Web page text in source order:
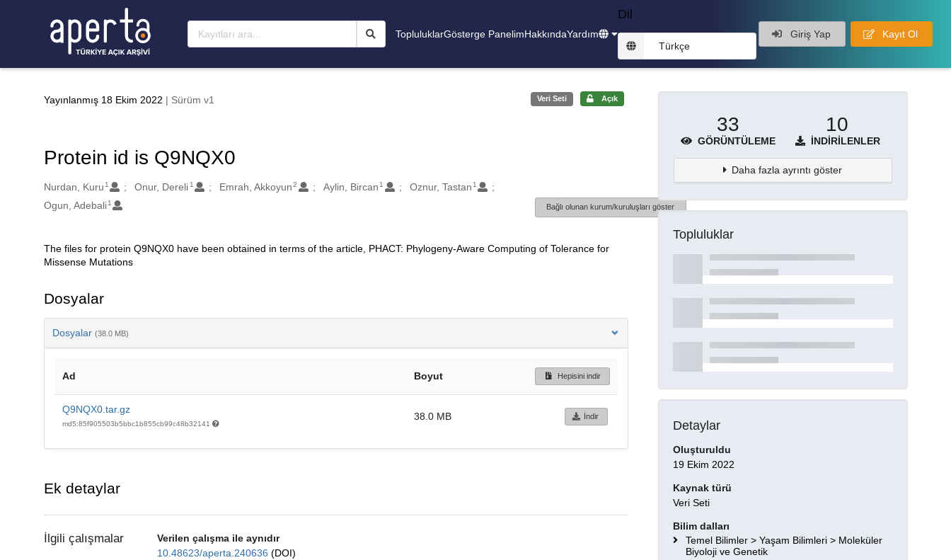
TopluluklarGösterge PanelimHakkındaYardım
Dil
Türkçe
Giriş Yap Kayıt Ol
Yayınlanmış 18 Ekim 2022 | Sürüm v1 Veri Seti Açık
Protein id is Q9NQX0
Oluşturanlar
Nurdan, Kuru 1 Onur, Dereli 1 Emrah, Akkoyun 2 Aylin, Bircan 1 Oznur, Tastan 1
Ogun, Adebali 1 Bağlı olunan kurum/kuruluşları göster
Açıklama
The files for protein Q9NQX0 have been obtained in terms of the article, PHACT: Phylogeny-Aware Computing of Tolerance for
Missense Mutations
Dosyalar
Dosyalar (38.0 MB)
Ad Boyut Hepisini indir
Q9NQX0.tar.gz
md5:85f905503b5bbc1b855cb99c48b32141
38.0 MB İndir
Ek detaylar
İlgili çalışmalar
Verilen çalışma ile aynıdır
10.48623/aperta.240636 (DOI)
33
GÖRÜNTÜLEME
10
İNDIRILENLER
Daha fazla ayrıntı göster
Topluluklar
Detaylar
Oluşturuldu
19 Ekim 2022
Kaynak türü
Veri Seti
Bilim dalları
Temel Bilimler > Yaşam Bilimleri > Moleküler
Biyoloji ve Genetik